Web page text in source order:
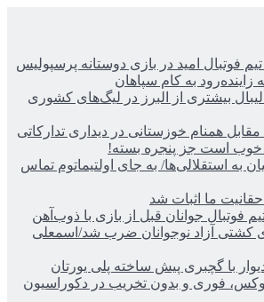
فوتبال امید در بازی دوستانه پرسپولیس
زاینده‌رود به کام سپاهان
بیشتری از البرز در لیگ‌های کشوری
همنام خوزستانی در دیداری تدارکاتی
خوب است جز پنجره بسته!
به استقلالی‌ها/ به جای اولتیماتوم تماس
ما اثبات شد
فوتبال جوانان قبل از بازی با ذوب‌آهن
کشتی آزاد نوجوانان ضرب شد/اسمعلی
با گچبری پیش ساخته پلی یورتان
فوری و بدون تخریب در دکوراسیون